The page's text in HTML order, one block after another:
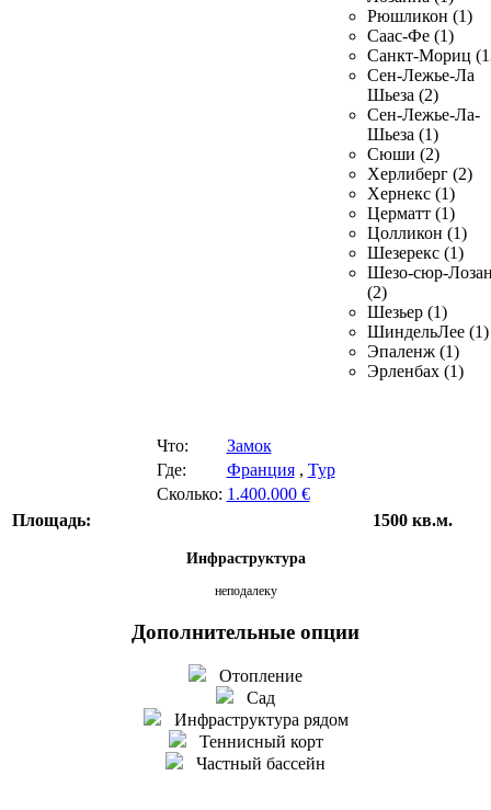
Рюшликон (1)
Саас-Фе (1)
Санкт-Мориц
Сен-Лежье-Ла
Шьеза (2)
Сен-Лежье-Ла-
Шьеза (1)
Сюши (2)
Херлиберг (2)
Хернекс (1)
Церматт (1)
Цолликон (1)
Шезерекс (1)
Шезо-сюр-
(2)
Шезьер (1)
ШиндельЛее (1)
Эпаленж (1)
Эрленбах (1)
Что:
Замок
Где:
Франция, Тур
Сколько: 1.400.000 €
Площадь:
1500 кв.м.
Инфраструктура
неподалеку
Дополнительные опции
Отопление
Сад
Инфраструктура рядом
Теннисный корт
Частный бассейн